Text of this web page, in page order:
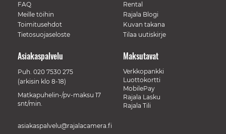
FAQ
Meille töihin
Toimitusehdot
Tietosuojaseloste
Rental
Rajala Blogi
Kuvan takana
Tilaa uutiskirje
Maksutavat
Verkkopankki
Luottokortti
MobilePay
Rajala Lasku
Rajala Tili
Asiakaspalvelu
Puh. 020 7530 275
(arkisin klo 8-18)
Matkapuhelin-/pv-maksu 17
snt/min.
asiakaspalvelu@rajalacamera.fi